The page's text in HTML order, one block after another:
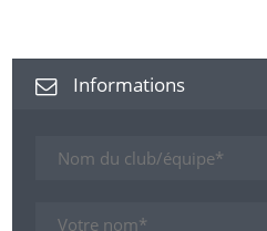
Informations